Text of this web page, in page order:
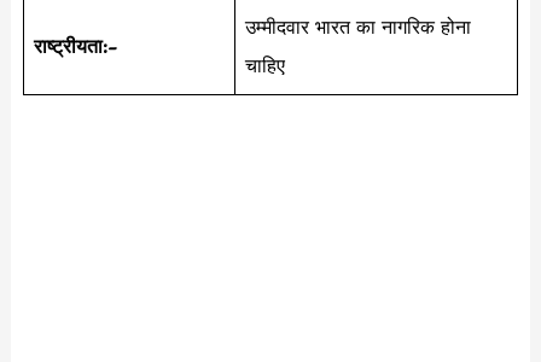
राष्ट्रीयता:-
उम्मीदवार भारत का नागरिक होना
चाहिए